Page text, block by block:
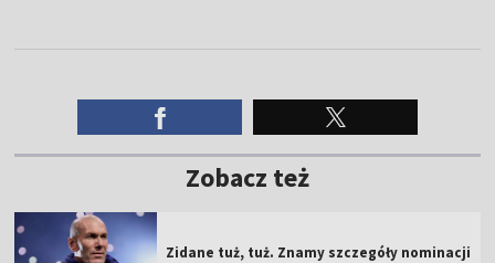
Zobacz też
Zidane tuż, tuż. Znamy szczegóły nominacji